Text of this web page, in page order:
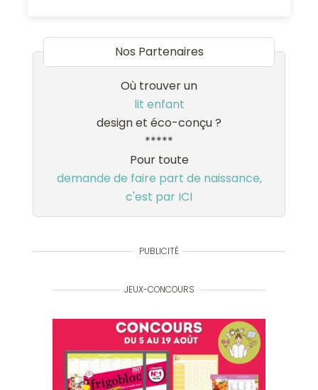
Nos Partenaires
Où trouver un
lit enfant
design et éco-conçu ?
*****
Pour toute
demande de faire part de naissance,
c'est par ICI
PUBLICITÉ
JEUX-CONCOURS